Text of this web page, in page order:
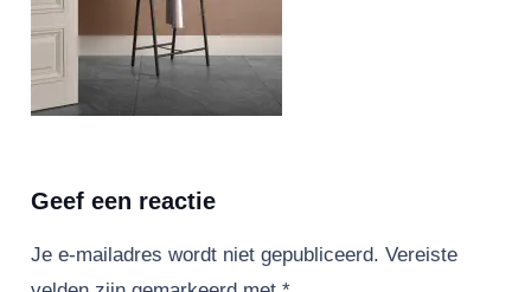
Geef een reactie
Je e-mailadres wordt niet gepubliceerd. Vereiste